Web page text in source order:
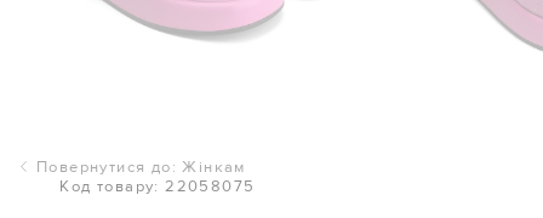
Повернутися до: Жінкам
Код товару: 22058075